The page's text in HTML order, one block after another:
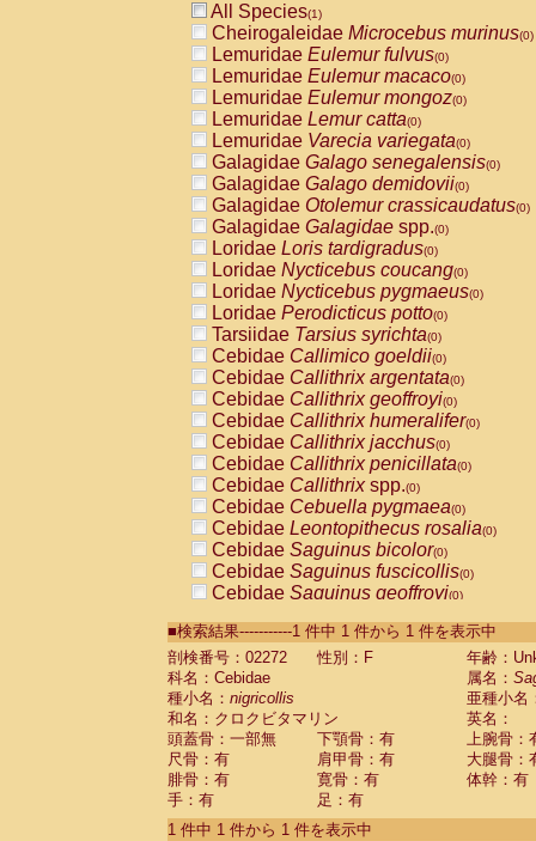
All Species(1)
Cheirogaleidae Microcebus murinus(0)
Lemuridae Eulemur fulvus(0)
Lemuridae Eulemur macaco(0)
Lemuridae Eulemur mongoz(0)
Lemuridae Lemur catta(0)
Lemuridae Varecia variegata(0)
Galagidae Galago senegalensis(0)
Galagidae Galago demidovii(0)
Galagidae Otolemur crassicaudatus(0)
Galagidae Galagidae spp.(0)
Loridae Loris tardigradus(0)
Loridae Nycticebus coucang(0)
Loridae Nycticebus pygmaeus(0)
Loridae Perodicticus potto(0)
Tarsiidae Tarsius syrichta(0)
Cebidae Callimico goeldii(0)
Cebidae Callithrix argentata(0)
Cebidae Callithrix geoffroyi(0)
Cebidae Callithrix humeralifer(0)
Cebidae Callithrix jacchus(0)
Cebidae Callithrix penicillata(0)
Cebidae Callithrixspp.(0)
Cebidae Cebuella pygmaea(0)
Cebidae Leontopithecus rosalia(0)
Cebidae Saguinus bicolor(0)
Cebidae Saguinus fuscicollis(0)
Cebidae Saguinus geoffroyi(0)
CebidaeSaguinus labiatus(0)
Cebidae Saguinus leucopus (0)
Cebidae
CebidaeSaguinus mystax
CebidaeSaguinus nigricollis (1)
Cebidae Saguinus oedipus
Cebidae Saguinus weddelli
Cebidae Saguinusspp.
Cebidae Aotus trivirgatus
Cebidae Cebus albifrons
■検索結果-----------1 件中 1 件から 1 件を表示中
剖検番号：02272
性別：F
年齢：
科名：Cebidae
属名：
種小名： nigricollis
亜種小名
和名：クロクビタマリン
英名：
頭蓋骨：一部無
下顎骨：有
上腕骨：
尺骨：有
肩甲骨：有
大腿骨：
腓骨：有
寛骨：有
体幹：有
手：有
足：有
1 件中 1 件から 1 件を表示中